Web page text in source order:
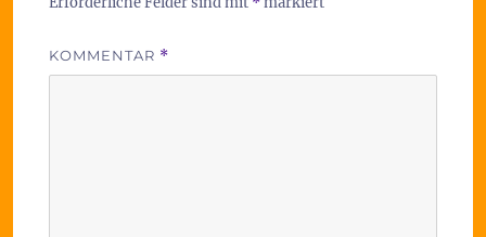
KOMMENTAR *